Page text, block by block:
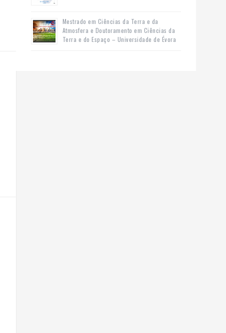
Mestrado em Ciências da Terra e da
Atmosfera e Doutoramento em Ciências da
Terra e do Espaço – Universidade de Évora